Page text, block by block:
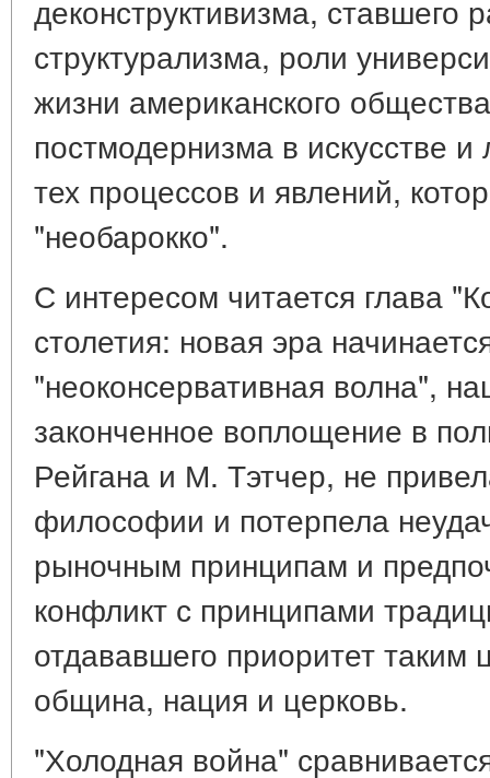
деконструктивизма, ставшего
структурализма, роли
жизни американского
постмодернизма в искусстве
тех процессов и явлений,
"необарокко".
С интересом читается глава
столетия: новая эра
"неоконсервативная волна",
законченное воплощение в
Рейгана и М. Тэтчер, не
философии и потерпела
рыночным принципам и
конфликт с принципами
отдававшего приоритет таким
община, нация и церковь.
"Холодная война"